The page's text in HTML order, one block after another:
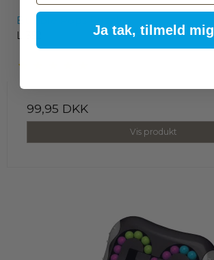
Bubble Pops Puzzle
L-352
99,95 DKK
Vis produkt
Ja tak, tilmeld mig